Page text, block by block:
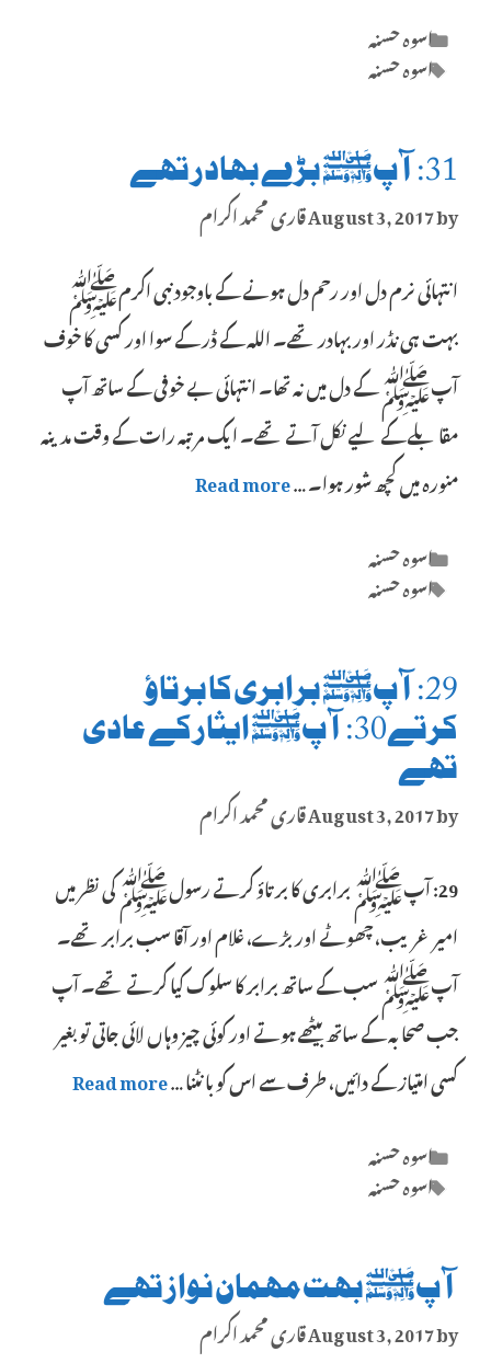
Categories
اسوہ حسنہ
Tags
اسوہ حسنہ
31: آپﷺ بڑے بہادر تھے
August 3, 2017by
قاری محمد اکرام
انتہائی نرم دل اور رحم دل ہونے کے باوجود نبی اکرمﷺ
بہت ہی نڈر اور بہادر تھے۔ اللہ کے ڈر کے سوا اور کسی کا خوف
آپﷺ کے دل میں نہ تھا۔ انتہائی بے خوفی کے ساتھ آپ
مقابلے کے لیے نکل آتے تھے۔ ایک مرتبہ رات کے وقت مدینہ
منورہ میں کچھ شور ہوا۔ …Read more
Categories
اسوہ حسنہ
Tags
اسوہ حسنہ
29: آپﷺ برابری کا برتاؤ
کرتے30: آپﷺ ایثار کے عادی
تھے
August 3, 2017by
قاری محمد اکرام
29: آپﷺ برابری کا برتاؤ کرتے رسولﷺ کی نظر میں
امیر غریب، چھوٹے اور بڑے، غلام اور آقا سب برابر تھے۔
آپﷺ سب کے ساتھ برابر کا سلوک کیا کرتے تھے۔ آپ
جب صحابہ کے ساتھ بیٹھے ہوتے اور کوئی چیز وہاں لائی جاتی تو بغیر
کسی امتیاز کے دائیں، طرف سے اس کو بانٹنا …Read more
Categories
اسوہ حسنہ
Tags
اسوہ حسنہ
آپﷺ بہت مہمان نواز تھے
August 3, 2017by قاری محمد اکرام